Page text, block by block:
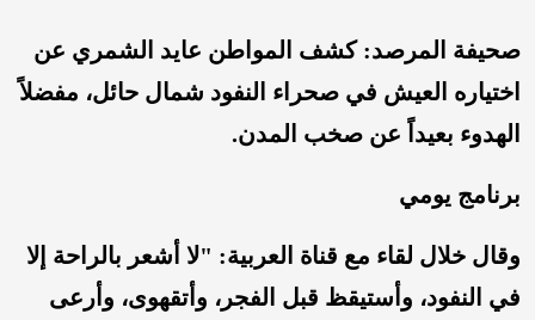
صحيفة المرصد: كشف المواطن عايد الشمري عن
اختياره العيش في صحراء النفود شمال حائل، مفضلاً
الهدوء بعيداً عن صخب المدن.
برنامج يومي
وقال خلال لقاء مع قناة العربية: "لا أشعر بالراحة إلا
في النفود، وأستيقظ قبل الفجر، وأتقهوى، وأرعى